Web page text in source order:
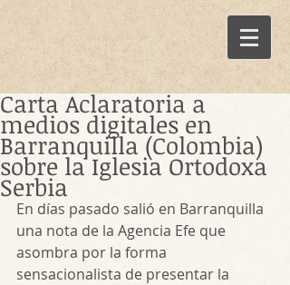
Carta Aclaratoria a
medios digitales en
Barranquilla (Colombia)
sobre la Iglesia Ortodoxa
Serbia
En días pasado salió en Barranquilla
una nota de la Agencia Efe que
asombra por la forma
sensacionalista de presentar la